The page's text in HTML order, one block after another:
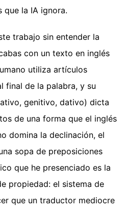
que la IA ignora.
trabajo sin entender la
con un texto en inglés
utiliza artículos
final de la palabra, y su
genitivo, dativo) dicta
de una forma que el inglés
domina la declinación, el
sopa de preposiciones
que he presenciado es la
propiedad: el sistema de
que un traductor mediocre